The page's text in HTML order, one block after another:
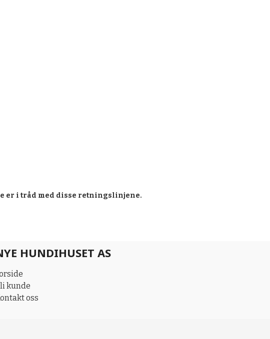
er i tråd med disse retningslinjene.
HUNDIHUSET AS
kunde
oss